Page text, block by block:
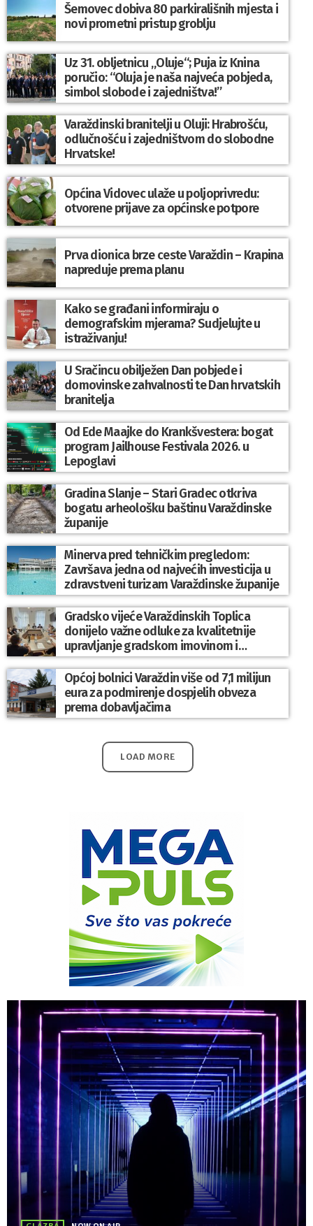
Šemovec dobiva 80 parkirališnih mjesta i
novi prometni pristup groblju
Uz 31. obljetnicu „Oluje“; Puja iz Knina
poručio: “Oluja je naša najveća pobjeda,
simbol slobode i zajedništva!”
Varaždinski branitelji u Oluji: Hrabrošću,
odlučnošću i zajedništvom do slobodne
Hrvatske!
Općina Vidovec ulaže u poljoprivredu:
otvorene prijave za općinske potpore
Prva dionica brze ceste Varaždin – Krapina
napreduje prema planu
Kako se građani informiraju o
demografskim mjerama? Sudjelujte u
istraživanju!
U Sračincu obilježen Dan pobjede i
domovinske zahvalnosti te Dan hrvatskih
branitelja
Od Ede Maajke do Krankšvestera: bogat
program Jailhouse Festivala 2026. u
Lepoglavi
Gradina Slanje – Stari Gradec otkriva
bogatu arheološku baštinu Varaždinske
županije
Minerva pred tehničkim pregledom:
Završava jedna od najvećih investicija u
zdravstveni turizam Varaždinske županije
Gradsko vijeće Varaždinskih Toplica
donijelo važne odluke za kvalitetnije
upravljanje gradskom imovinom i
komunalnim sustavom
Općoj bolnici Varaždin više od 7,1 milijun
eura za podmirenje dospjelih obveza
prema dobavljačima
LOAD MORE